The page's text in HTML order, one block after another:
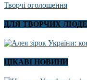
Творчі оголошення
ДЛЯ ТВОРЧИХ
ЦІКАВІ НОВИНИ